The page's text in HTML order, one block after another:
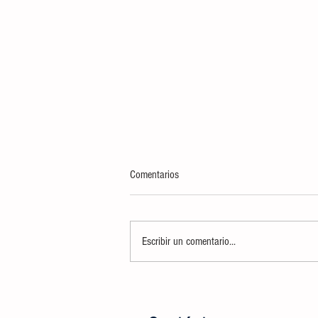
NARCÓTICOS, DECOMISADOS EN LA
Comentarios
Escribir un comentario...